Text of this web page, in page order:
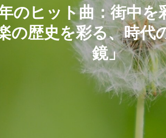
のヒット曲：街中を
の歴史を彩る、時代
鏡」